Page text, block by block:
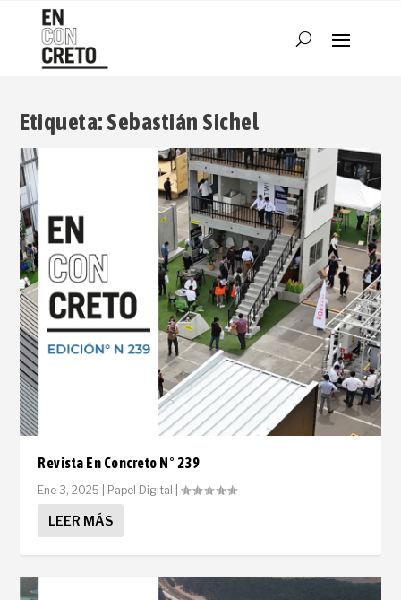
Etiqueta: Sebastián Sichel
Revista En Concreto N° 239
Ene 3, 2025 Papel Digital |
LEER MÁS